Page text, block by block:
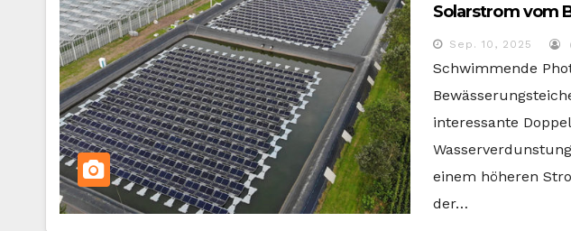
Solarstrom vom
Sep. 10, 2025
Schwimmende
interessante
einem höheren
der…